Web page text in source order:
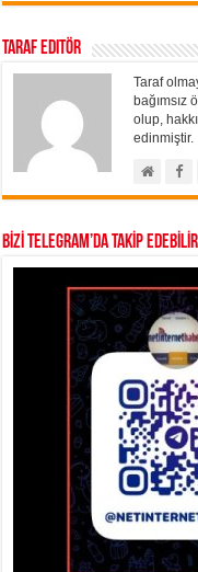
Taraf Editör
Taraf
bağımsız
olup,
edinmiştir.
BİZİ TELEGRAM’DA TAKİP